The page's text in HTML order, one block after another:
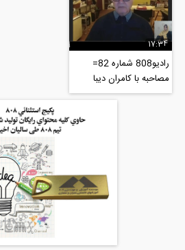
17:34
رادیو808 شماره 82=
مصاحبه با کامران دیبا
-بخش اول- نگهداری از آثار